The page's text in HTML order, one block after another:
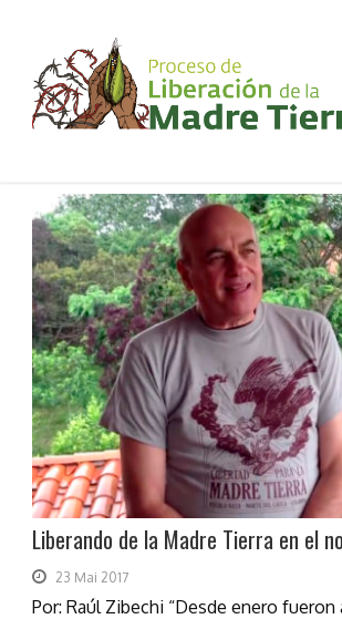
Liberando de la Madre Tierra en el
23 Mai 2017
Por: Raúl Zibechi “Desde enero fueron